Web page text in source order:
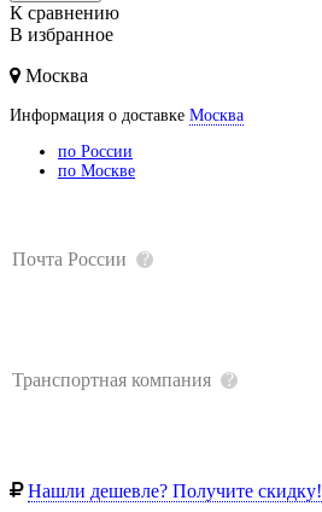
К сравнению
В избранное
Москва
Информация о доставке Москва
по России
по Москве
Почта России
Транспортная компания
Нашли дешевле? Получите скидку!